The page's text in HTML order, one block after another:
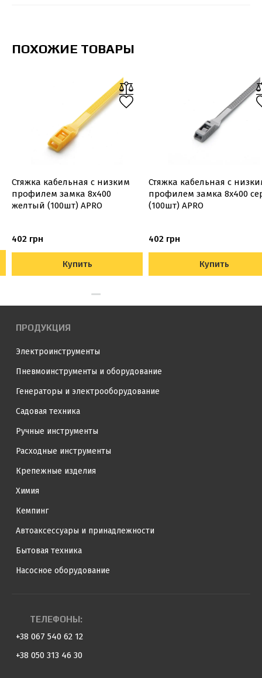
ПОХОЖИЕ ТОВАРЫ
Стяжка кабельная с низким
профилем замка 8x400
желтый (100шт) APRO
402 грн
Купить
Стяжка кабельная с
профилем замка 8x400
(100шт) APRO
402 грн
Купить
ПРОДУКЦИЯ
Электроинструменты
Пневмоинструменты и оборудование
Генераторы и электрооборудование
Садовая техника
Ручные инструменты
Расходные инструменты
Крепежные изделия
Химия
Кемпинг
Автоаксессуары и принадлежности
Бытовая техника
Насосное оборудование
ТЕЛЕФОНЫ:
+38 067 540 62 12
+38 050 313 46 30